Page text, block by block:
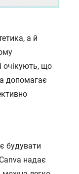
а й
очікують, що
допомагає
будувати
надає